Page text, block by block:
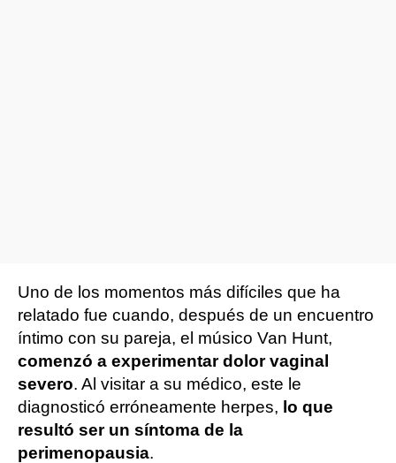
Uno de los momentos más difíciles que ha
relatado fue cuando, después de un encuentro
íntimo con su pareja, el músico Van Hunt,
comenzó a experimentar dolor vaginal
severo. Al visitar a su médico, este le
diagnosticó erróneamente herpes, lo que
resultó ser un síntoma de la
perimenopausia.